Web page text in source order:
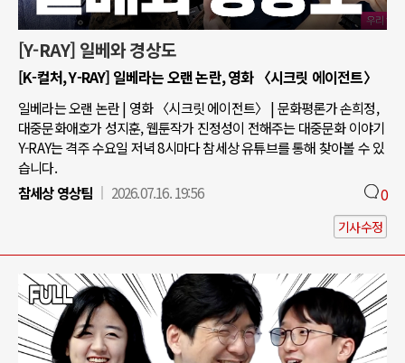
[Y-RAY] 일베와 경상도
[K-컬처, Y-RAY] 일베라는 오랜 논란, 영화 〈시크릿 에이전트〉
일베라는 오랜 논란 | 영화 〈시크릿 에이전트〉 | 문화평론가 손희정,
대중문화애호가 성지훈, 웹툰작가 진정성이 전해주는 대중문화 이야기
Y-RAY는 격주 수요일 저녁 8시마다 참세상 유튜브를 통해 찾아볼 수 있
습니다.
참세상 영상팀
2026.07.16. 19:56 0
기사수정